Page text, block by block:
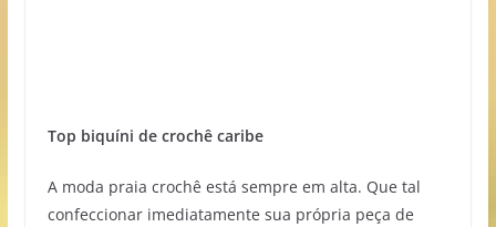
Top biquíni de crochê caribe
A moda praia crochê está sempre em alta. Que tal
confeccionar imediatamente sua própria peça de